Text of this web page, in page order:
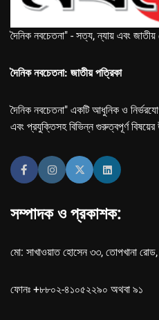
দৈনিক নবচেতনা" - সত্য, ন্যায় এবং
দৈনিক নবচেতনা: জাতীয় পত্রিকা
দৈনিক নবচেতনা" একটি আধুনিক ও
এবং প্রযুক্তিসহ বিভিন্ন গুরুত্বপূর্ণ
সম্পাদক ও প্রকাশক:
মো: সাখাওয়াত হোসেন ৩৩, তোপখানা রোড,
ফোনঃ +৮৮০২-৪১০৫২২৯০ অথবা ৯১